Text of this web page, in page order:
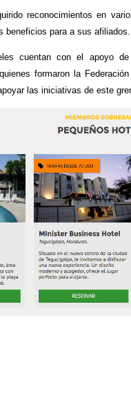
reconocimientos en
beneficios para a sus
cuentan con el apoyo
formaron la
las iniciativas de este